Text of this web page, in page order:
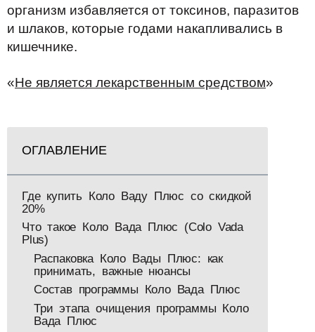
организм избавляется от токсинов, паразитов
и шлаков, которые годами накапливались в
кишечнике.
«Не является лекарственным средством»
ОГЛАВЛЕНИЕ
Где купить Коло Ваду Плюс со скидкой
20%
Что такое Коло Вада Плюс (Colo Vada
Plus)
Распаковка Коло Вады Плюс: как
принимать, важные нюансы
Состав программы Коло Вада Плюс
Три этапа очищения программы Коло
Вада Плюс